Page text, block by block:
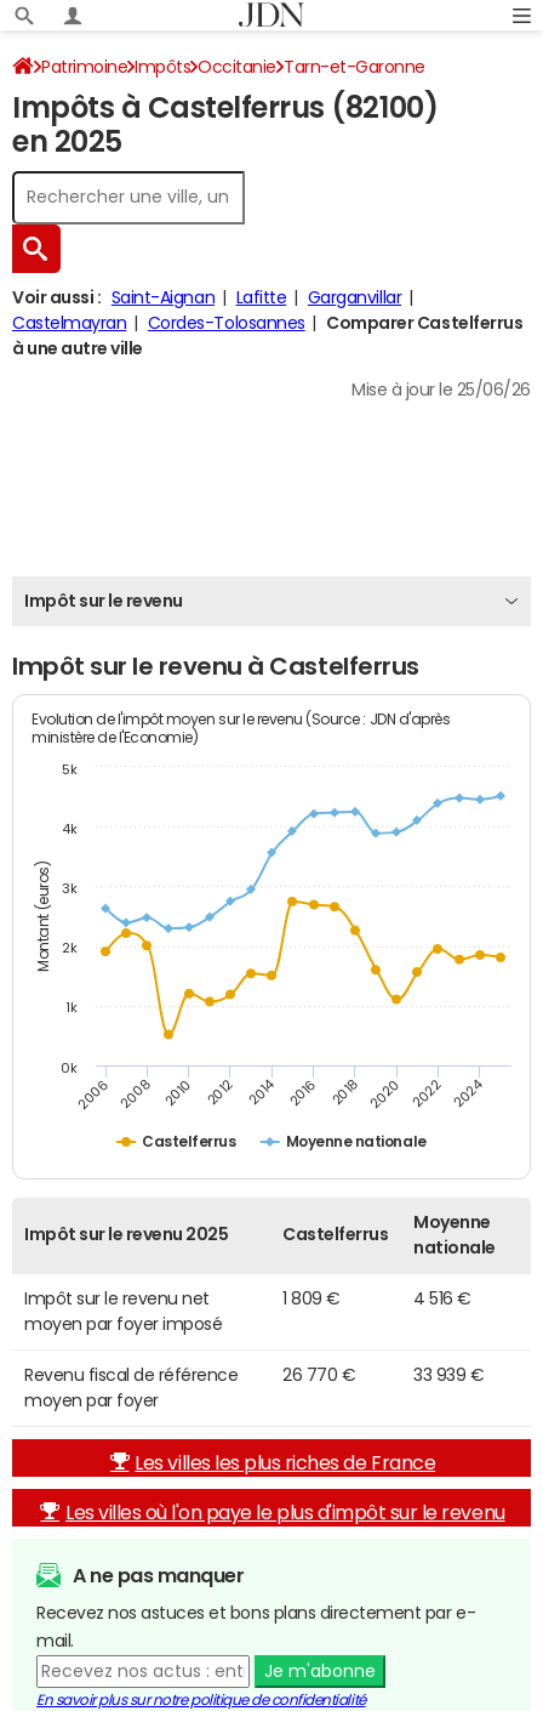
Patrimoine Impôts Occitanie Tarn-et-Garonne
Castelferrus Impôt sur le revenu
Impôts à Castelferrus (82100)
en 2025
Voir aussi : Saint-Aignan Lafitte
Garganvillar
Castelmayran
Cordes-Tolosannes
Comparer Castelferrus
à une autre ville
Mise à jour le 25/06/26
Impôt sur le revenu
Impôt sur le revenu à Castelferrus
Montant (euros)
Evolution de l'impôt moyen sur le revenu (Source : JDN d'après
ministère de l'Economie)
Castelferrus Moyenne nationale
2006 2008 2010 2012 2014 2016 2018 2020 2022 2024
0k
1k
2k
3k
4k
5k
Impôt sur le revenu 2025 Castelferrus
Moyenne
nationale
Impôt sur le revenu net
moyen par foyer imposé
1 809 € 4 516 €
Revenu fiscal de référence
moyen par foyer
26 770 € 33 939 €
Les villes les plus riches de France
Les villes où l'on paye le plus d'impôt sur le revenu
A ne pas manquer
Recevez nos astuces et bons plans directement par e-
mail.
Je m'abonne
En savoir plus sur notre politique de confidentialité